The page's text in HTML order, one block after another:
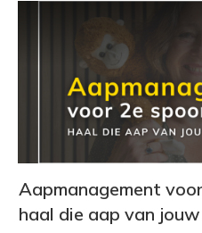
Aapmanagement
haal die aap van